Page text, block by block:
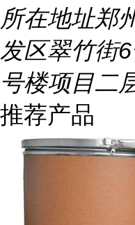
所在地址郑
发区翠竹街
号楼项目二
推荐产品